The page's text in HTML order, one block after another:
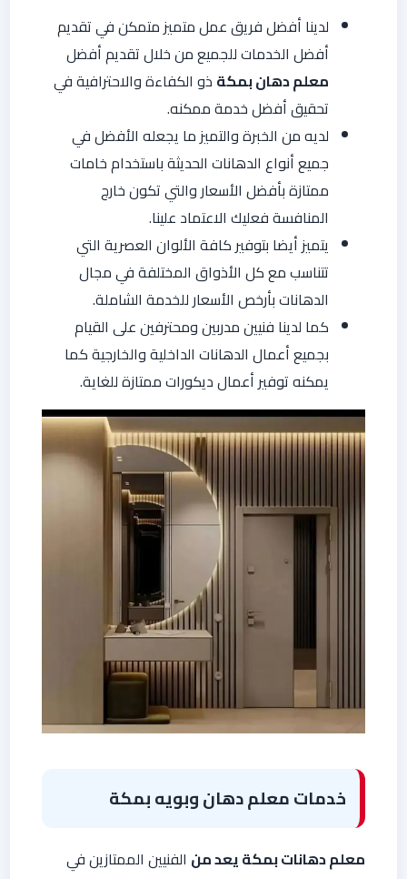
لدينا أفضل فريق عمل متميز متمكن في تقديم
أفضل الخدمات للجميع من خلال تقديم أفضل
معلم دهان بمكة ذو الكفاءة والاحترافية في
تحقيق أفضل خدمة ممكنه.
لديه من الخبرة والتميز ما يجعله الأفضل في
جميع أنواع الدهانات الحديثة باستخدام خامات
ممتازة بأفضل الأسعار والتي تكون خارج
المنافسة فعليك الاعتماد علينا.
يتميز أيضا بتوفير كافة الألوان العصرية التي
تتناسب مع كل الأذواق المختلفة في مجال
الدهانات بأرخص الأسعار للخدمة الشاملة.
كما لدينا فنيين مدربين ومحترفين على القيام
بجميع أعمال الدهانات الداخلية والخارجية كما
يمكنه توفير أعمال ديكورات ممتازة للغاية.
خدمات معلم دهان وبويه بمكة
معلم دهانات بمكة يعد من الفنيين الممتازين في